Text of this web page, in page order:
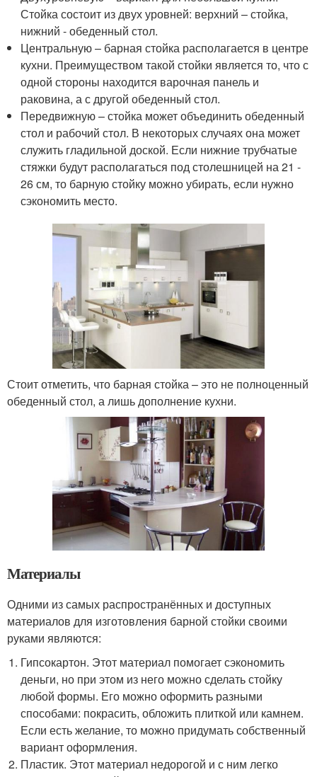
Стойка состоит из двух уровней: верхний – стойка,
нижний - обеденный стол.
Центральную – барная стойка располагается в центре
кухни. Преимуществом такой стойки является то, что с
одной стороны находится варочная панель и
раковина, а с другой обеденный стол.
Передвижную – стойка может объединить обеденный
стол и рабочий стол. В некоторых случаях она может
служить гладильной доской. Если нижние трубчатые
стяжки будут располагаться под столешницей на 21 -
26 см, то барную стойку можно убирать, если нужно
сэкономить место.
Стоит отметить, что барная стойка – это не полноценный
обеденный стол, а лишь дополнение кухни.
Материалы
Одними из самых распространённых и доступных
материалов для изготовления барной стойки своими
руками являются:
Гипсокартон. Этот материал помогает сэкономить
деньги, но при этом из него можно сделать стойку
любой формы. Его можно оформить разными
способами: покрасить, обложить плиткой или камнем.
Если есть желание, то можно придумать собственный
вариант оформления.
Пластик. Этот материал недорогой и с ним легко